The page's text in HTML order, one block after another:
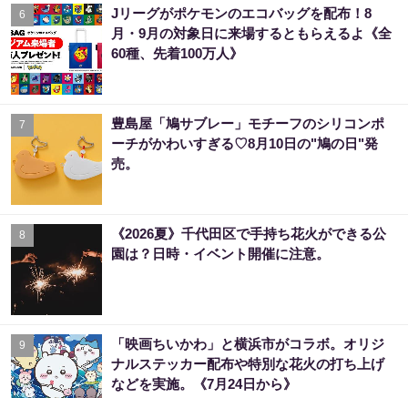
6
Jリーグがポケモンのエコバッグを配布！8
月・9月の対象日に来場するともらえるよ《全
60種、先着100万人》
7
豊島屋「鳩サブレー」モチーフのシリコンポ
ーチがかわいすぎる♡8月10日の"鳩の日"発
売。
8
《2026夏》千代田区で手持ち花火ができる公
園は？日時・イベント開催に注意。
9
「映画ちいかわ」と横浜市がコラボ。オリジ
ナルステッカー配布や特別な花火の打ち上げ
などを実施。《7月24日から》